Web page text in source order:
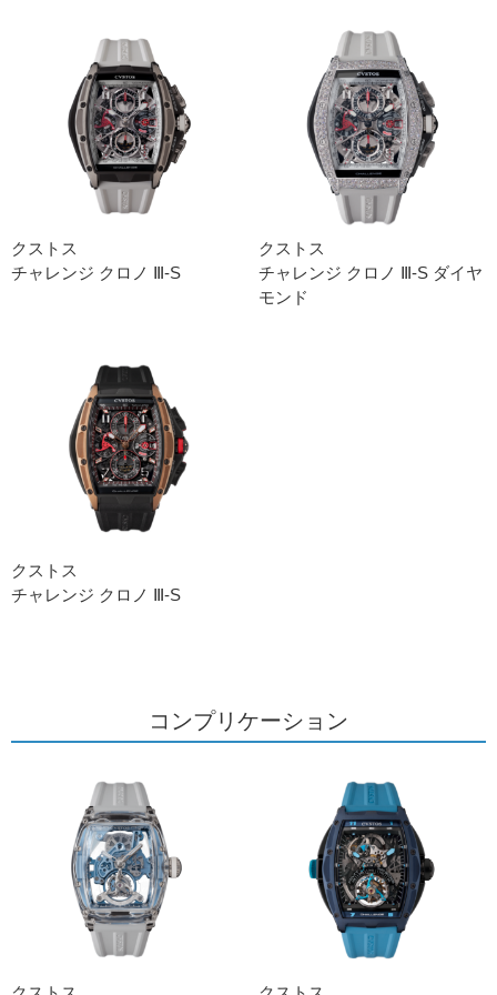
クストス
チャレンジ クロノ Ⅲ-S
クストス
チャレンジ クロノ Ⅲ-S ダイヤ
モンド
クストス
チャレンジ クロノ Ⅲ-S
コンプリケーション